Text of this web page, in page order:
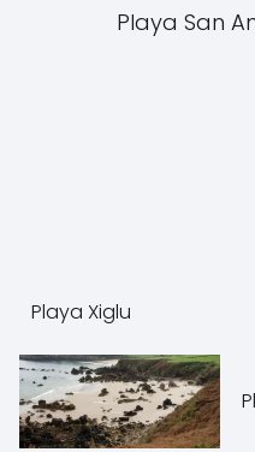
Playa San
Playa Xiglu